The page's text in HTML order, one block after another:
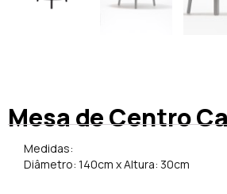
Mesa de Centro
Medidas:
Diâmetro: 140cm x Altura: 30cm